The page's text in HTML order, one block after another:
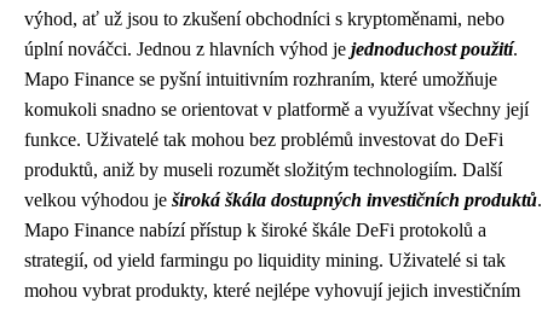
výhod, ať už jsou to zkušení obchodníci s kryptoměnami, nebo
úplní nováčci. Jednou z hlavních výhod je jednoduchost použití.
Mapo Finance se pyšní intuitivním rozhraním, které umožňuje
komukoli snadno se orientovat v platformě a využívat všechny její
funkce. Uživatelé tak mohou bez problémů investovat do DeFi
produktů, aniž by museli rozumět složitým technologiím. Další
velkou výhodou je široká škála dostupných investičních produktů.
Mapo Finance nabízí přístup k široké škále DeFi protokolů a
strategií, od yield farmingu po liquidity mining. Uživatelé si tak
mohou vybrat produkty, které nejlépe vyhovují jejich investičním